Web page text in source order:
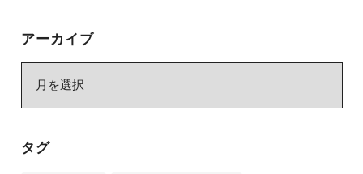
アーカイブ
ブ
タグ